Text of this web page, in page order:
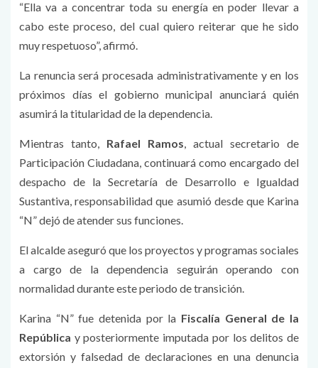
“Ella va a concentrar toda su energía en poder llevar a
cabo este proceso, del cual quiero reiterar que he sido
muy respetuoso”, afirmó.
La renuncia será procesada administrativamente y en los
próximos días el gobierno municipal anunciará quién
asumirá la titularidad de la dependencia.
Mientras tanto, Rafael Ramos, actual secretario de
Participación Ciudadana, continuará como encargado del
despacho de la Secretaría de Desarrollo e Igualdad
Sustantiva, responsabilidad que asumió desde que Karina
“N” dejó de atender sus funciones.
El alcalde aseguró que los proyectos y programas sociales
a cargo de la dependencia seguirán operando con
normalidad durante este periodo de transición.
Karina “N” fue detenida por la Fiscalía General de la
República y posteriormente imputada por los delitos de
extorsión y falsedad de declaraciones en una denuncia